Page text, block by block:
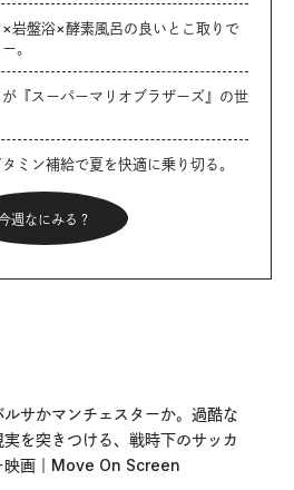
×岩盤浴×酵素風呂の良いとこ取りで
。
『スーパーマリオブラザーズ』の世
ミン補給で夏を快適に乗り切る。
週なにみる？
ルサかマンチェスターか。過酷な
実を突きつける、戦時下のサッカ
映画｜Move On Screen